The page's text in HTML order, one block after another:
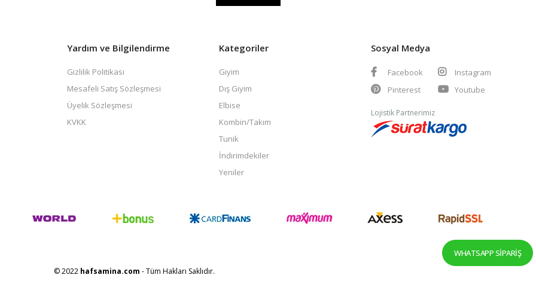
WHATSAPP SIPARIŞ
Yardım ve Bilgilendirme
Gizlilik Politikası
Mesafeli Satış Sözleşmesi
Üyelik Sözleşmesi
KVKK
Kategoriler
Giyim
Dış Giyim
Elbise
Kombin/Takım
Tunik
İndirimdekiler
Yeniler
Sosyal Medya
Facebook
Instagram
Pinterest
Youtube
Lojistik Partnerimiz
© 2022 hafsamina.com - Tüm Hakları Saklıdır.